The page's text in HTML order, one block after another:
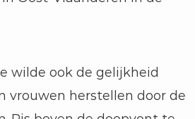
wilde ook de gelijkheid
vrouwen herstellen door de